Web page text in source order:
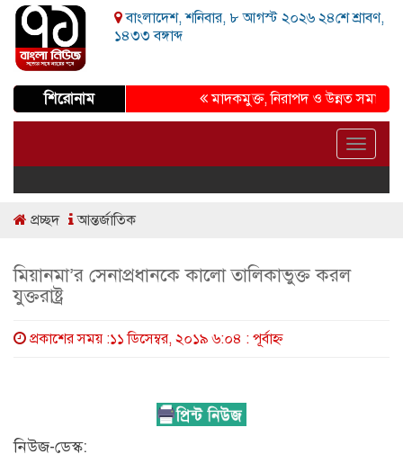
বাংলাদেশ, শনিবার, ৮ আগস্ট ২০২৬ ২৪শে শ্রাবণ,
১৪৩৩ বঙ্গাব্দ
শিরোনাম মাদকমুক্ত, নিরাপদ ও উন্নত সমাজ গড়ার
Toggle
প্রচ্ছদ আন্তর্জাতিক
মিয়ানমা’র সেনাপ্রধানকে কালো তালিকাভুক্ত করল
যুক্তরাষ্ট্র
প্রকাশের সময় :১১ ডিসেম্বর, ২০১৯ ৬:০৪ : পূর্বাহ্ণ
নিউজ-ডেস্ক: